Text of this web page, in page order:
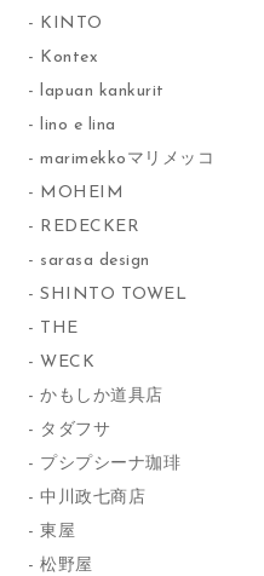
KINTO
Kontex
lapuan kankurit
lino e lina
marimekkoマリメッコ
MOHEIM
REDECKER
sarasa design
SHINTO TOWEL
THE
WECK
かもしか道具店
タダフサ
プシプシーナ珈琲
中川政七商店
東屋
松野屋